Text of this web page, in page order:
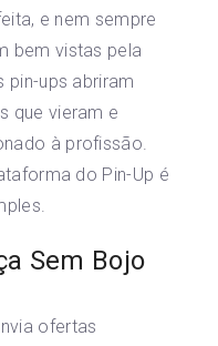
e nem sempre
bem vistas pela
pin-ups abriram
que vieram e
à profissão.
do Pin-Up é
Sem Bojo
ofertas